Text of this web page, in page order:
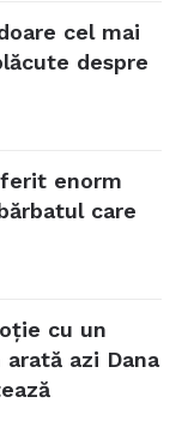
cel mai
despre
enorm
care
cu un
azi Dana